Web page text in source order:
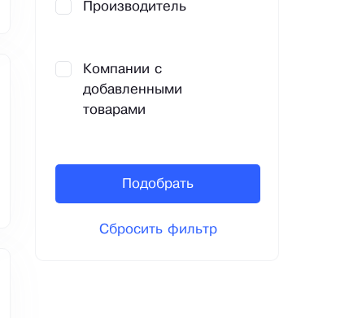
Производитель
Компании с
добавленными
товарами
Подобрать
Сбросить фильтр